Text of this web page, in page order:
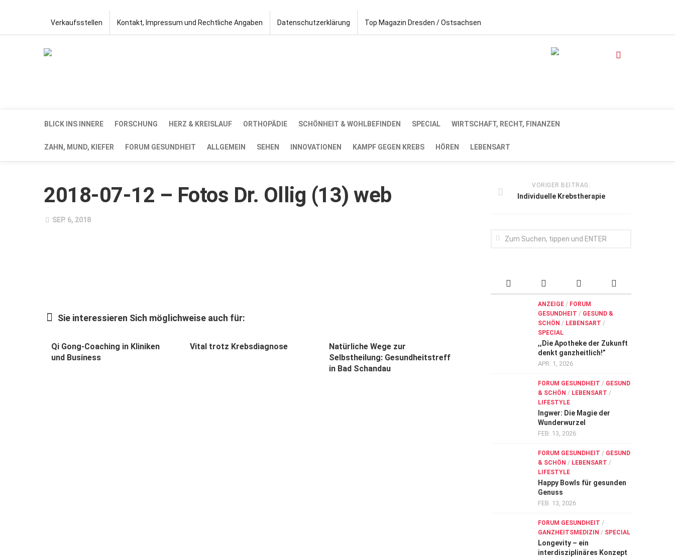
Verkaufsstellen Kontakt, Impressum und Rechtliche Angaben Datenschutzerklärung Top Magazin Dresden / Ostsachsen
BLICK INS INNERE FORSCHUNG HERZ & KREISLAUF ORTHOPÄDIE SCHÖNHEIT & WOHLBEFINDEN SPECIAL WIRTSCHAFT, RECHT, FINANZEN
ZAHN, MUND, KIEFER FORUM GESUNDHEIT ALLGEMEIN SEHEN INNOVATIONEN KAMPF GEGEN KREBS HÖREN LEBENSART
2018-07-12 – Fotos Dr. Ollig (13) web
SEP. 6, 2018
Sie interessieren Sich möglichweise auch für:
Qi Gong-Coaching in Kliniken
und Business
Vital trotz Krebsdiagnose
Natürliche Wege zur
Selbstheilung: Gesundheitstreff
in Bad Schandau
VORIGER BEITRAG:
Individuelle Krebstherapie
ANZEIGE / FORUM
GESUNDHEIT / GESUND &
SCHÖN / LEBENSART /
SPECIAL
,,Die Apotheke der Zukunft
denkt ganzheitlich!”
APR. 1, 2026
FORUM GESUNDHEIT / GESUND
& SCHÖN / LEBENSART /
LIFESTYLE
Ingwer: Die Magie der
Wunderwurzel
FEB. 13, 2026
FORUM GESUNDHEIT / GESUND
& SCHÖN / LEBENSART /
LIFESTYLE
Happy Bowls für gesunden
Genuss
FEB. 13, 2026
FORUM GESUNDHEIT /
GANZHEITSMEDIZIN / SPECIAL
Longevity – ein
interdisziplinäres Konzept